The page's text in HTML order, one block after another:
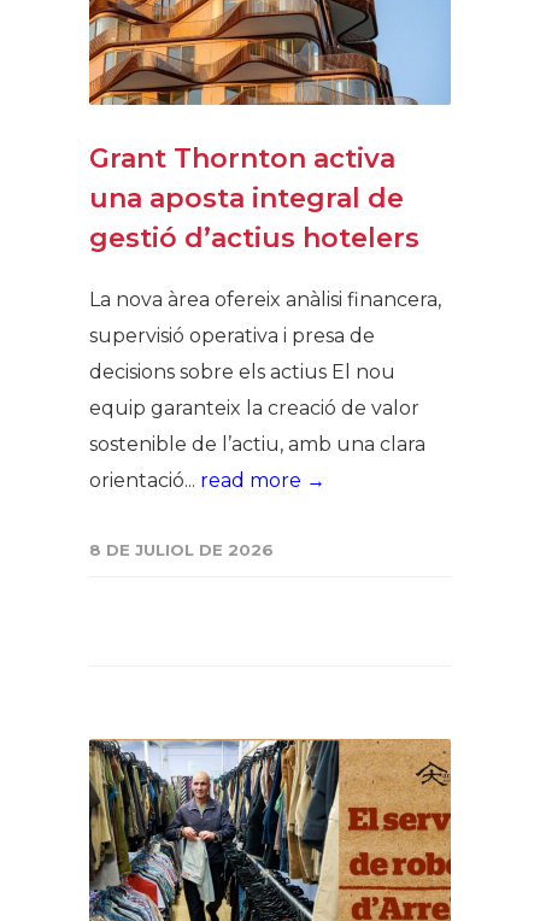
Grant Thornton activa
una aposta integral de
gestió d’actius hotelers
La nova àrea ofereix anàlisi financera,
supervisió operativa i presa de
decisions sobre els actius El nou
equip garanteix la creació de valor
sostenible de l’actiu, amb una clara
orientació... read more →
8 DE JULIOL DE 2026